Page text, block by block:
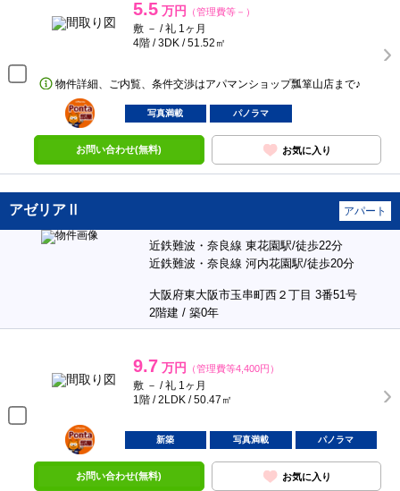
5.5 万円 （管理費等－）
敷 － / 礼 1ヶ月
4階 / 3DK / 51.52㎡
物件詳細、ご内覧、条件交渉はアパマンショップ瓢箪山店まで♪
ポンタ
部屋
写真満載 パノラマ
お問い合わせ(無料) お気に入り
アゼリアⅡ アパート
近鉄難波・奈良線 東花園駅/徒歩22分
近鉄難波・奈良線 河内花園駅/徒歩20分
大阪府東大阪市玉串町西２丁目 3番51号
2階建 / 築0年
9.7 万円 （管理費等4,400円）
敷 － / 礼 1ヶ月
1階 / 2LDK / 50.47㎡
ポンタ
部屋
新築 写真満載 パノラマ
お問い合わせ(無料) お気に入り